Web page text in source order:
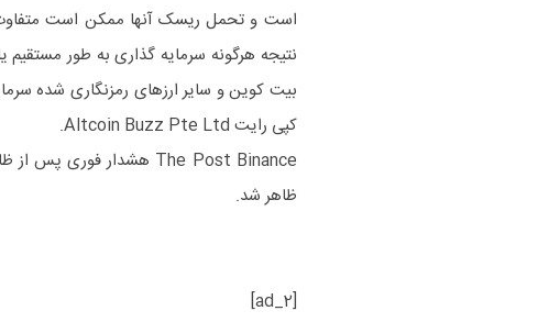
است و تحمل ریسک آنها ممکن است
نتیجه هرگونه سرمایه گذاری به طور مستقیم
بیت کوین و سایر ارزهای رمزنگاری شده
کپی رایت Altcoin Buzz Pte Ltd.
ظاهر شد.
[ad_2]